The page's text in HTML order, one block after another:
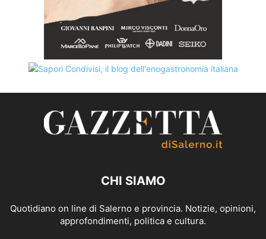
CHI SIAMO
Quotidiano on line di Salerno e provincia. Notizie, opinioni,
approfondimenti, politica e cultura.